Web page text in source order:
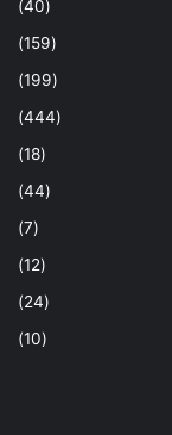
(40)
(159)
(199)
(444)
(18)
(44)
(7)
(12)
(24)
(10)